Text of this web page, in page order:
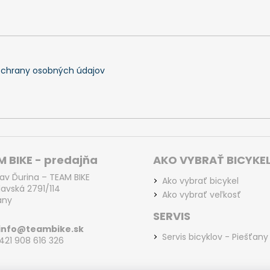
osobných údajov
BIKE - predajňa
Ďurina – TEAM BIKE
2791/114
908 616 326
AKO VYBRAŤ
Ako vybrať bicykel
Ako vybrať veľkosť
SERVIS
Servis bicyklov - Piešťany